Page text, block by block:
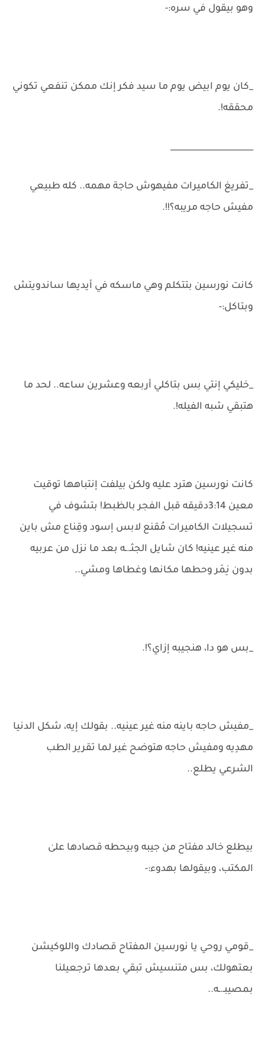
وهو بيقول في سره:-
_كان يوم ابيض يوم ما سيد فكر إنك ممكن تنفعي تكوني
محققه!.
____________________
_تفريغ الكاميرات مفيهوش حاجة مهمه.. كله طبيعي
مفيش حاجه مريبه؟!!.
كانت نورسين بتتكلم وهي ماسكه في أيديها ساندويتش
وبتاكل:-
_خليكي إنتي بس بتاكلي أربعه وعشرين ساعه.. لحد ما
هتبقي شبه الفيله!.
كانت نورسين هترد عليه ولكن بيلفت إنتباهها توقيت
معين 3:14دقيقه قبل الفجر بالظبط! بتشوف في
تسجيلات الكاميرات مُقنع لابس إسود وقِناع مش باين
منه غير عينيه! كان شايل الجثـ.ـه بعد ما نزل من عربيه
بدون نِمَر وحطها مكانها وغطاها ومشي..
_بس هو دا، هنجيبه إزاي؟!.
_مفيش حاجه باينه منه غير عينيه.. بقولك إيه، شكل الدنيا
مهدِيه ومفيش حاجه هتوضح غير لما تقرير الطب
الشرعي يطلع..
بيطلع خالد مفتاح من جيبه وبيحطه قصادها علىٰ
المكتب، وبيقولها بهدوء:-
_قومي روحي يا نورسين المفتاح قصادك واللوكيشن
بعتهولك، بس متنسيش تبقي بعدها ترجعيلنا
بمصيبـ.ـه..